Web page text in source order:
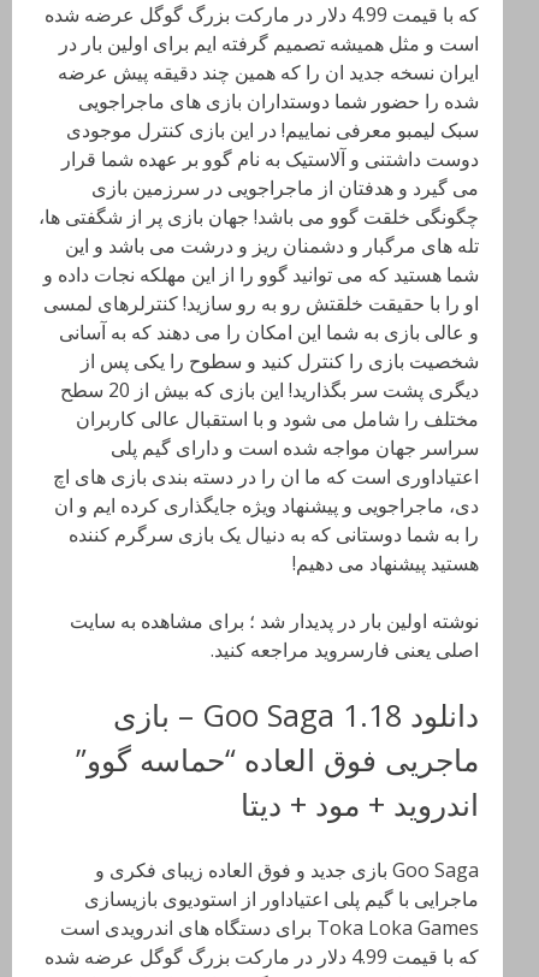
که با قیمت 4.99 دلار در مارکت بزرگ گوگل عرضه شده
است و مثل همیشه تصمیم گرفته ایم برای اولین بار در
ایران نسخه جدید ان را که همین چند دقیقه پیش عرضه
شده را حضور شما دوستداران بازی های ماجراجویی
سبک لیمبو معرفی نماییم! در این بازی کنترل موجودی
دوست داشتنی و آلاستیک به نام گوو بر عهده شما قرار
می گیرد و هدفتان از ماجراجویی در سرزمین بازی
چگونگی خلقت گوو می باشد! جهان بازی پر از شگفتی ها،
تله های مرگبار و دشمنان ریز و درشت می باشد و این
شما هستید که می توانید گوو را از این مهلکه نجات داده و
او را با حقیقت خلقتش رو به رو سازید! کنترلرهای لمسی
و عالی بازی به شما این امکان را می دهند که به آسانی
شخصیت بازی را کنترل کنید و سطوح را یکی پس از
دیگری پشت سر بگذارید! این بازی که بیش از 20 سطح
مختلف را شامل می شود و با استقبال عالی کاربران
سراسر جهان مواجه شده است و دارای گیم پلی
اعتیاداوری است که ما ان را در دسته بندی بازی های اچ
دی، ماجراجویی و پیشنهاد ویژه جایگذاری کرده ایم و ان
را به شما دوستانی که به دنیال یک بازی سرگرم کننده
هستید پیشنهاد می دهیم!
نوشته اولین بار در پدیدار شد ؛ برای مشاهده به سایت
اصلی یعنی فارسروید مراجعه کنید.
دانلود Goo Saga 1.18 – بازی
ماجریی فوق العاده “حماسه گوو”
اندروید + مود + دیتا
Goo Saga بازی جدید و فوق العاده زیبای فکری و
ماجرایی با گیم پلی اعتیاداور از استودیوی بازیسازی
Toka Loka Games برای دستگاه های اندرویدی است
که با قیمت 4.99 دلار در مارکت بزرگ گوگل عرضه شده